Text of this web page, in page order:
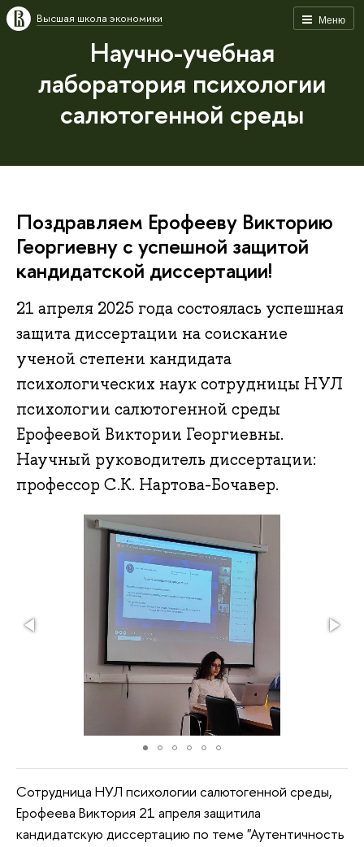
Меню
Высшая школа экономики
Научно-учебная
лаборатория психологии
салютогенной среды
Поздравляем Ерофееву Викторию
Георгиевну с успешной защитой
кандидатской диссертации!
21 апреля 2025 года состоялась успешная
защита диссертации на соискание
ученой степени кандидата
психологических наук сотрудницы НУЛ
психологии салютогенной среды
Ерофеевой Виктории Георгиевны.
Научный руководитель диссертации:
профессор С.К. Нартова-Бочавер.
Сотрудница НУЛ психологии салютогенной среды,
Ерофеева Виктория 21 апреля защитила
кандидатскую диссертацию по теме "Аутентичность